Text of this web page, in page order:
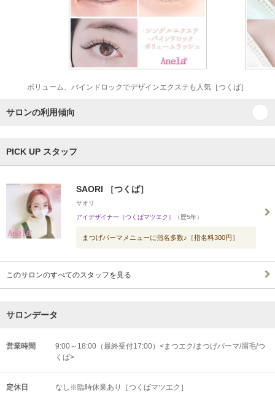
ボリューム、バインドロックでデザインエクステも人気［つくば］
サロンの利用傾向
PICK UP スタッフ
SAORI ［つくば］
サオリ
アイデザイナー［つくばマツエク］ （歴5年）
まつげパーマメニューに指名多数♪［指名料300円］
このサロンのすべてのスタッフを見る
サロンデータ
営業時間
9:00～18:00（最終受付17:00）<まつエク/まつげパーマ/眉毛/つ
くば>
定休日 なし※臨時休業あり［つくばマツエク］